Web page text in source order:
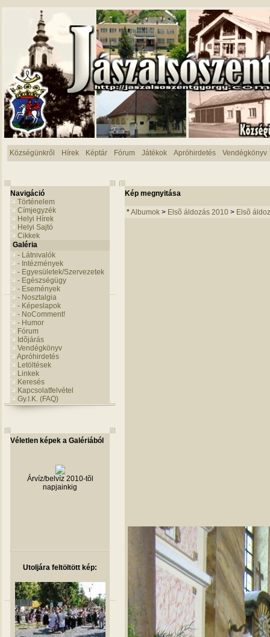
Községünkről Hírek Képtár Fórum Játékok Apróhirdetés Vendégkönyv
Navigáció
Történelem
Címjegyzék
Helyi Hírek
Helyi Sajtó
Cikkek
Galéria
- Látnivalók
- Intézmények
- Egyesületek/Szervezetek
- Egészségügy
- Események
- Nosztalgia
- Képeslapok
- NoComment!
- Humor
Fórum
Idõjárás
Vendégkönyv
Apróhirdetés
Letöltések
Linkek
Keresés
Kapcsolatfelvétel
Gy.I.K. (FAQ)
Véletlen képek a Galériából
Tabló és Osztályképek
Utoljára feltöltött kép:
Kép megnyitása
*Albumok > Elsõ áldozás 2010 > Elsõ